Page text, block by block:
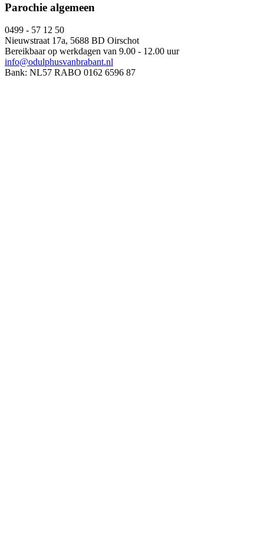
Parochie algemeen
0499 - 57 12 50
Nieuwstraat 17a, 5688 BD Oirschot
Bereikbaar op werkdagen van 9.00 - 12.00 uur
info@odulphusvanbrabant.nl
Bank: NL57 RABO 0162 6596 87